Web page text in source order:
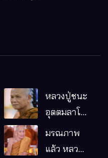
หลวงปู่ชนะ
อุตตมลาโภ
หมากอื๋อ
มรณภาพ
แล้ว หลวง